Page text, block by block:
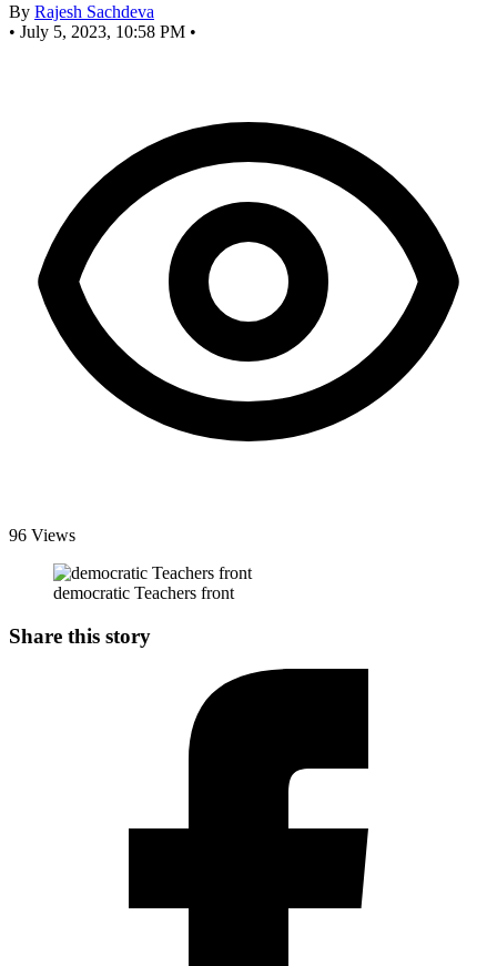
By Rajesh Sachdeva
• July 5, 2023, 10:58 PM •
96 Views
democratic Teachers front
Share this story